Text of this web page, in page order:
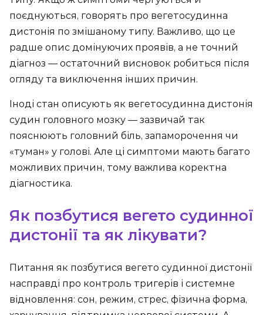
поєднуються, говорять про вегетосудинна
дистонія по змішаному типу. Важливо, що це
радше опис домінуючих проявів, а не точний
діагноз — остаточний висновок робиться після
огляду та виключення інших причин.
Іноді стан описують як вегетосудинна дистонія
судин головного мозку — зазвичай так
пояснюють головний біль, запаморочення чи
«туман» у голові. Але ці симптоми мають багато
можливих причин, тому важлива коректна
діагностика.
Як позбутися вегето судинної
дистонії та як лікувати?
Питання як позбутися вегето судинної дистонії
насправді про контроль тригерів і системне
відновлення: сон, режим, стрес, фізична форма,